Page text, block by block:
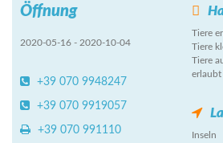
Öffnung
2020-05-16 - 2020-10-04
+39 070 9948247
+39 070 9919057
+39 070 991110
Tiere
Tiere
Tiere
erlaubt
Inseln